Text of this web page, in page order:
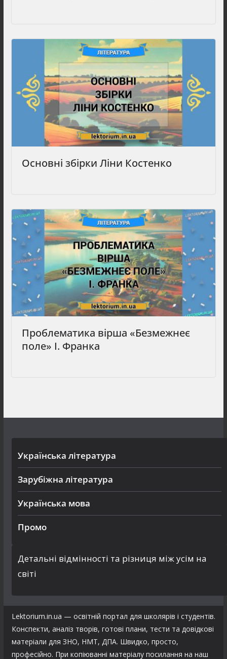
Основні збірки Ліни Костенко
Проблематика вірша «Безмежнеє
поле» І. Франка
Українська література
Зарубіжна література
Українська мова
Промо
Детальні відмінності та різниця між усім на
світі
Lektorium.in.ua — освітній портал для школярів і студентів.
Конспекти, аналіз творів, готові плани, тести та довідкові
матеріали для ЗНО, НМТ, ДПА. Швидко, просто,
професійно. При копіюванні матеріалу посилання на наш